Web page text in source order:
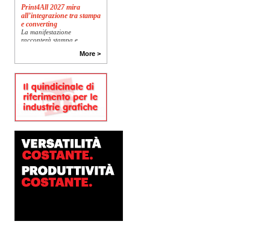
Print4All 2027 mira
all’integrazione tra stampa
e converting
La manifestazione
racconterà stampa e
Platinum Technologies
presenta SIGNATURE
Flatbed
approfondita delle reali
esigenze produttive del
mercato, Platinum
Technologies, centro
europeo di ricerca e...
More >